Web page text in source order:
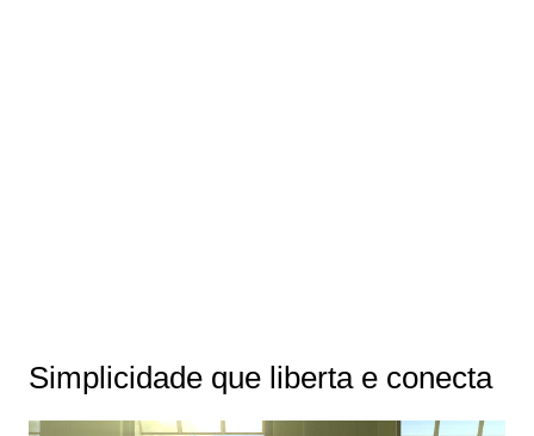
Simplicidade que liberta e conecta